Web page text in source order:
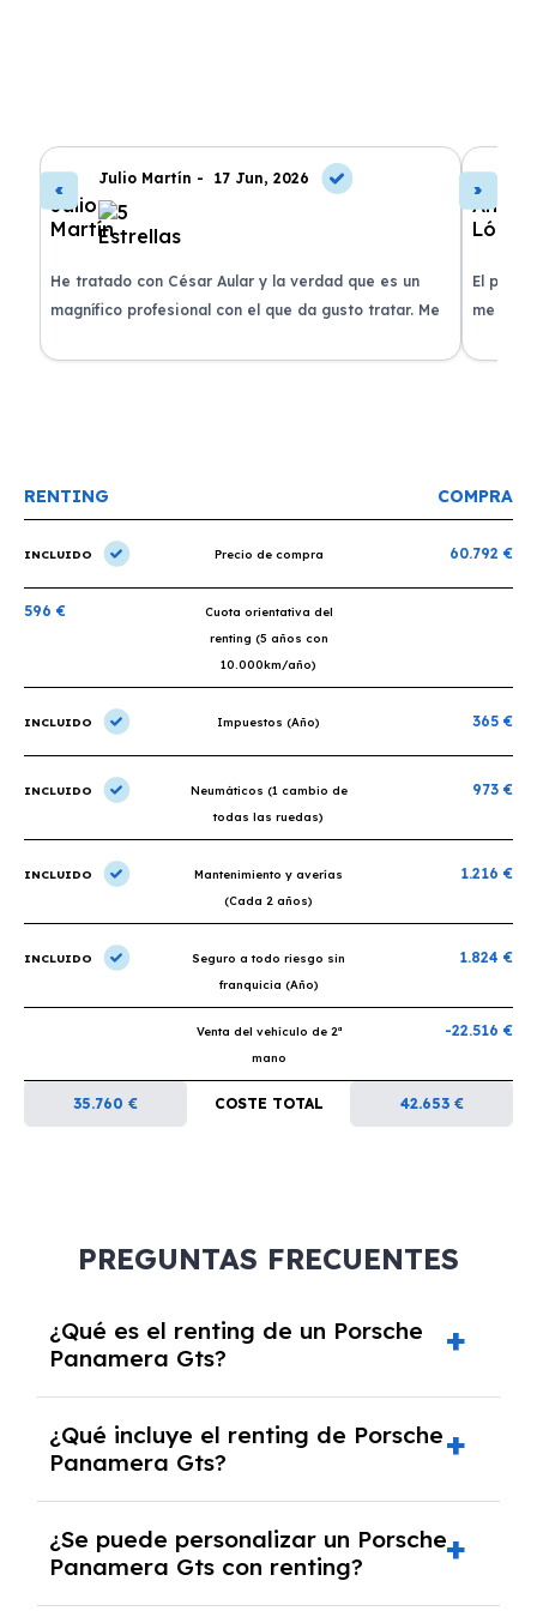
Julio Martín - 17 Jun, 2026
He tratado con César Aular y la verdad que es un
magnífico profesional con el que da gusto tratar. Me
recomiendo un montón, muchas gracias!
El
me
plazo
RENTING COMPRA
INCLUIDO Precio de compra 60.792 €
596 €
Cuota orientativa del
renting (5 años con
10.000km/año)
INCLUIDO Impuestos (Año) 365 €
INCLUIDO
Neumáticos (1 cambio de
todas las ruedas)
973 €
INCLUIDO
Mantenimiento y averías
(Cada 2 años)
1.216 €
INCLUIDO
Seguro a todo riesgo sin
franquicia (Año)
1.824 €
Venta del vehículo de 2ª
mano
-22.516 €
35.760 € COSTE TOTAL 42.653 €
PREGUNTAS FRECUENTES
¿Qué es el renting de un Porsche
Panamera Gts?
contrato de alquiler a largo plazo en el que
pagas una cuota mensual fija por el uso del
coche durante un periodo determinado,
generalmente entre 2 y 5 años.
¿Qué incluye el renting de Porsche
Panamera Gts?
seguro a todo riesgo, mantenimiento,
reparaciones, impuestos, asistencia en
carretera y gestión de la documentación.
¿Se puede personalizar un Porsche
Panamera Gts con renting?